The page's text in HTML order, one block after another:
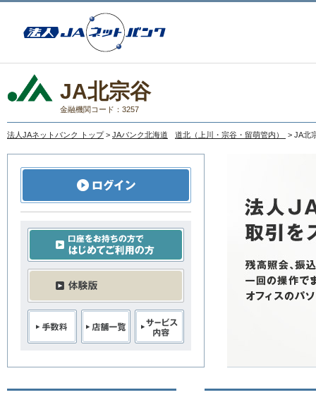
JA北宗谷
金融機関コード：3257
法人JAネットバンク トップ > JAバンク北海道 道北（上川・宗谷・留萌管内） > JA北